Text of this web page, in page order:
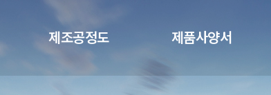
제조공정도 제품사양서